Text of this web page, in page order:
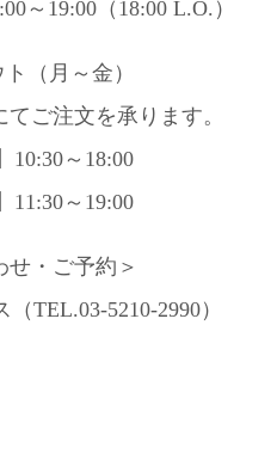
～19:00（18:00 L.O.）
（月～金）
ご注文を承ります。
10:30～18:00
11:30～19:00
せ・ご予約＞
TEL.03-5210-2990）